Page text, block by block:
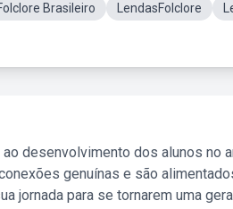
Brasileiro LendasFolclore
desenvolvimento dos alunos no
genuínas e são
jornada para se tornarem uma